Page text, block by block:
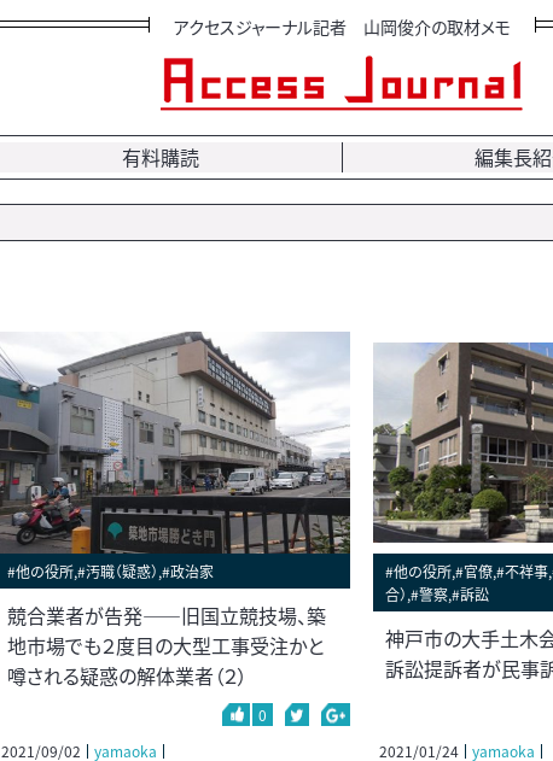
アクセスジャーナル記者 山岡俊介の取材メモ
有料購読 編集長
#他の役所,#汚職（疑惑）,#政治家
競合業者が告発――旧国立競技場、築
地市場でも２度目の大型工事受注かと
噂される疑惑の解体業者（２）
0
2021/09/02
yamaoka
#他の役所,#官僚,#不祥事
合）,#警察,#訴訟
神戸市の大手土
訴訟提訴者が民事
2021/01/24
yamaoka